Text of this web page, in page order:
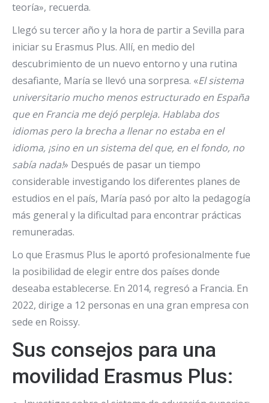
teoría», recuerda.
Llegó su tercer año y la hora de partir a Sevilla para
iniciar su Erasmus Plus. Allí, en medio del
descubrimiento de un nuevo entorno y una rutina
desafiante, María se llevó una sorpresa. «El sistema
universitario mucho menos estructurado en España
que en Francia me dejó perpleja. Hablaba dos
idiomas pero la brecha a llenar no estaba en el
idioma, ¡sino en un sistema del que, en el fondo, no
sabía nada!» Después de pasar un tiempo
considerable investigando los diferentes planes de
estudios en el país, María pasó por alto la pedagogía
más general y la dificultad para encontrar prácticas
remuneradas.
Lo que Erasmus Plus le aportó profesionalmente fue
la posibilidad de elegir entre dos países donde
deseaba establecerse. En 2014, regresó a Francia. En
2022, dirige a 12 personas en una gran empresa con
sede en Roissy.
Sus consejos para una
movilidad Erasmus Plus: